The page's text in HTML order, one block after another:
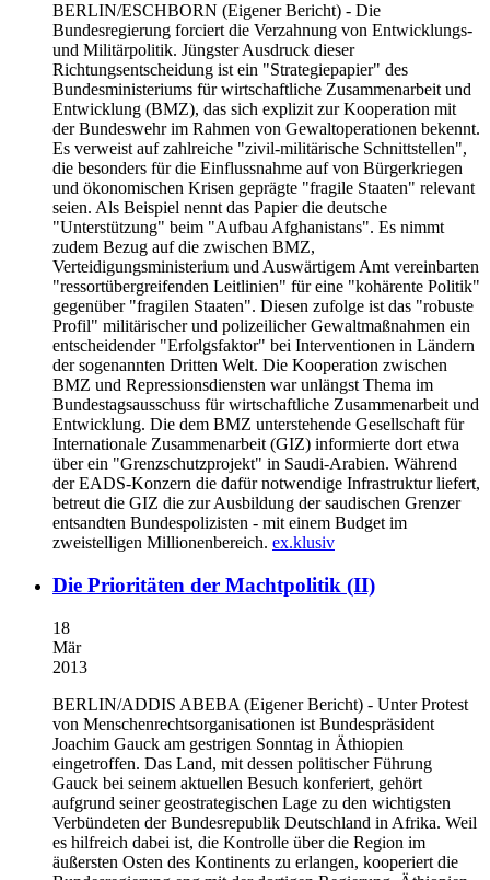
BERLIN/ESCHBORN (Eigener Bericht) - Die
Bundesregierung forciert die Verzahnung von Entwicklungs-
und Militärpolitik. Jüngster Ausdruck dieser
Richtungsentscheidung ist ein "Strategiepapier" des
Bundesministeriums für wirtschaftliche Zusammenarbeit und
Entwicklung (BMZ), das sich explizit zur Kooperation mit
der Bundeswehr im Rahmen von Gewaltoperationen bekennt.
Es verweist auf zahlreiche "zivil-militärische Schnittstellen",
die besonders für die Einflussnahme auf von Bürgerkriegen
und ökonomischen Krisen geprägte "fragile Staaten" relevant
seien. Als Beispiel nennt das Papier die deutsche
"Unterstützung" beim "Aufbau Afghanistans". Es nimmt
zudem Bezug auf die zwischen BMZ,
Verteidigungsministerium und Auswärtigem Amt vereinbarten
"ressortübergreifenden Leitlinien" für eine "kohärente Politik"
gegenüber "fragilen Staaten". Diesen zufolge ist das "robuste
Profil" militärischer und polizeilicher Gewaltmaßnahmen ein
entscheidender "Erfolgsfaktor" bei Interventionen in Ländern
der sogenannten Dritten Welt. Die Kooperation zwischen
BMZ und Repressionsdiensten war unlängst Thema im
Bundestagsausschuss für wirtschaftliche Zusammenarbeit und
Entwicklung. Die dem BMZ unterstehende Gesellschaft für
Internationale Zusammenarbeit (GIZ) informierte dort etwa
über ein "Grenzschutzprojekt" in Saudi-Arabien. Während
der EADS-Konzern die dafür notwendige Infrastruktur liefert,
betreut die GIZ die zur Ausbildung der saudischen Grenzer
entsandten Bundespolizisten - mit einem Budget im
zweistelligen Millionenbereich. ex.klusiv
Die Prioritäten der Machtpolitik (II)
18
Mär
2013
BERLIN/ADDIS ABEBA (Eigener Bericht) - Unter Protest
von Menschenrechtsorganisationen ist Bundespräsident
Joachim Gauck am gestrigen Sonntag in Äthiopien
eingetroffen. Das Land, mit dessen politischer Führung
Gauck bei seinem aktuellen Besuch konferiert, gehört
aufgrund seiner geostrategischen Lage zu den wichtigsten
Verbündeten der Bundesrepublik Deutschland in Afrika. Weil
es hilfreich dabei ist, die Kontrolle über die Region im
äußersten Osten des Kontinents zu erlangen, kooperiert die